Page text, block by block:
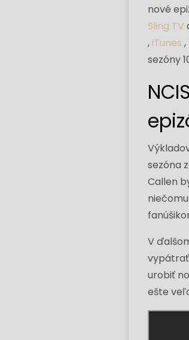
nové
Sling TV
,iTunes ,
sezóny
sezóna
Callen
V
vypátrať
urobiť
ešte